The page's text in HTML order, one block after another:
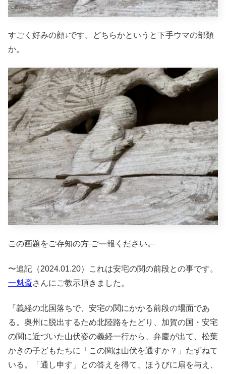
すごく好みの顔↓です。どちらかというと下手ウマの部類
か。
この画題をご存知の方 ご一報ください。
〜追記（2024.01.20）これは安宅の関の前段との事です。
一魁斎さんにご教示頂きました。
『義経の北国落ちで、安宅の関にかかる前段の場面であ
る。奥州に脱出するため北陸路をたどり、加賀の国・安宅
の関に近づいた山伏姿の義経一行から、弁慶が出て、松葉
かきの子どもたちに「この関は山伏を通すか？」たずねて
いる。「通し申す」との答えを得て、ほうびに扇を与え、